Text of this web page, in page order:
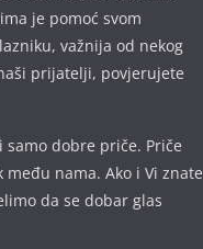
je pomoć svom
važnija od nekog
prijatelji, povjerujete
dobre priče. Priče
nama. Ako i Vi znate
da se dobar glas